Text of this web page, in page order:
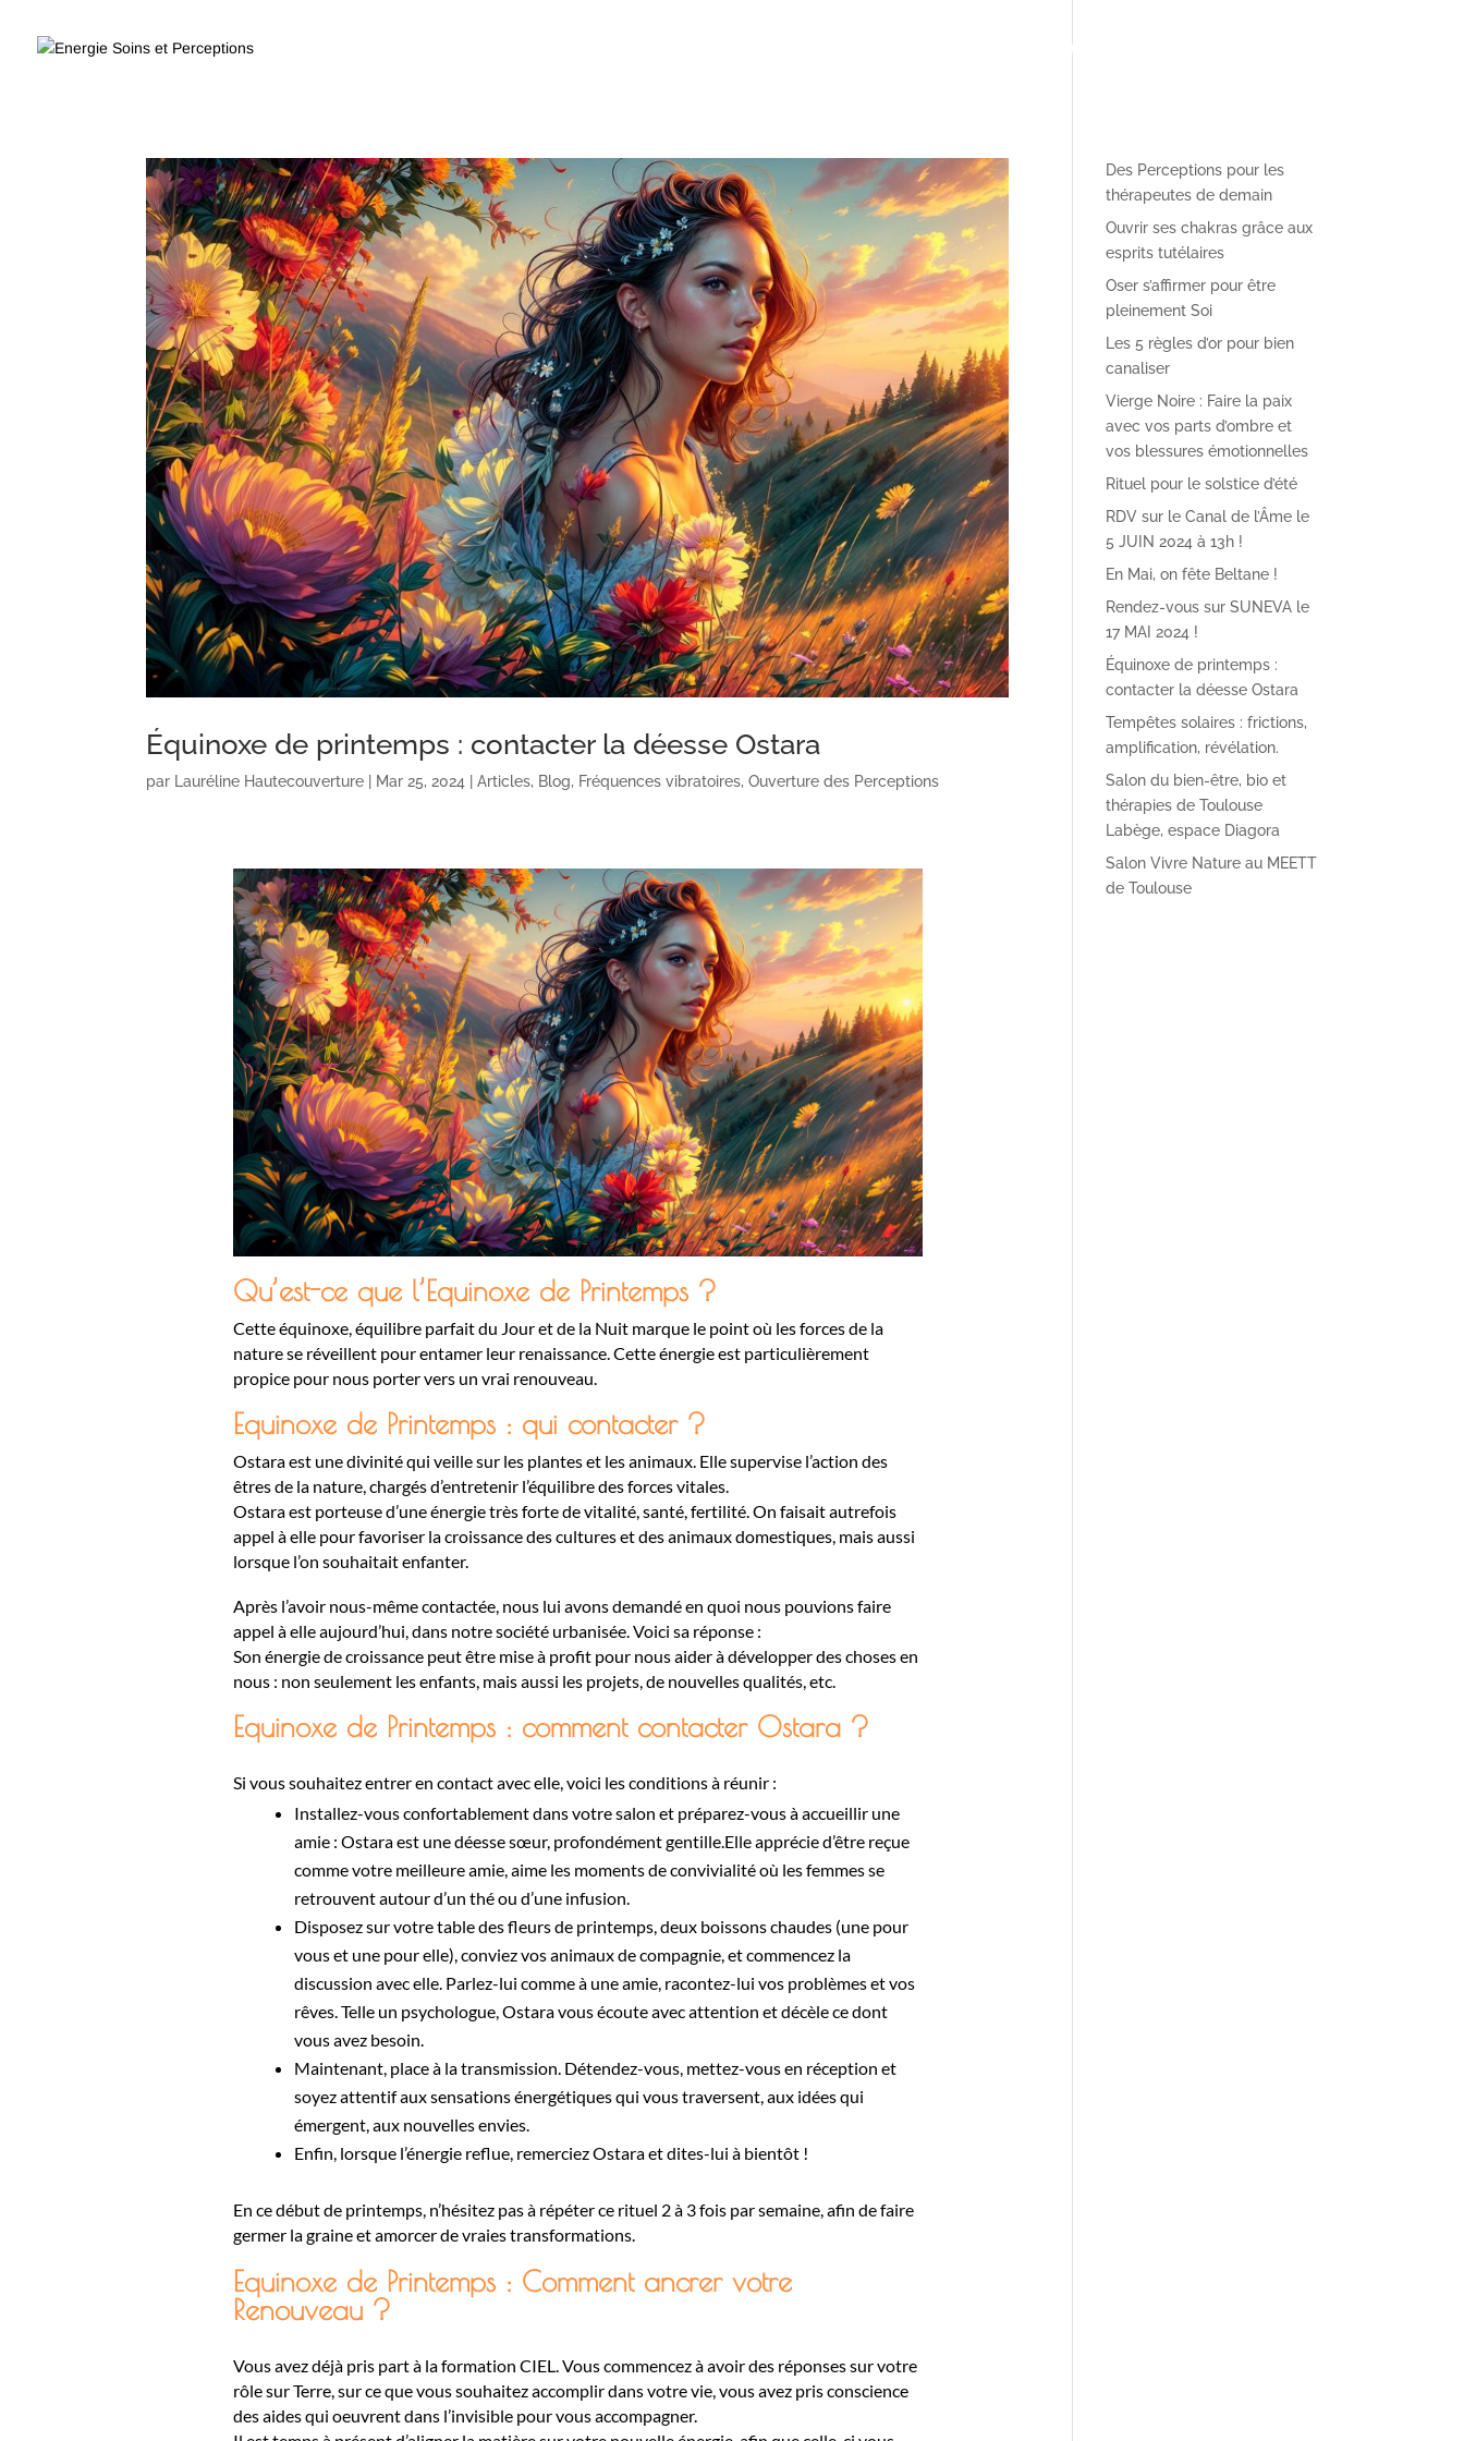
✴︎ L’équipe pédagogique
Équinoxe de printemps : contacter la déesse Ostara
par Lauréline Hautecouverture Mar 25, 2024 |Articles, Blog, Fréquences vibratoires,Ouverture des Perceptions
Qu’est-ce que l’Equinoxe de Printemps ?
Cette équinoxe, équilibre parfait du Jour et de la Nuit marque le point où les forces de la
nature se réveillent pour entamer leur renaissance. Cette énergie est particulièrement
propice pour nous porter vers un vrai renouveau.
Equinoxe de Printemps : qui contacter ?
Ostara est une divinité qui veille sur les plantes et les animaux. Elle supervise l’action des
êtres de la nature, chargés d’entretenir l’équilibre des forces vitales.
Ostara est porteuse d’une énergie très forte de vitalité, santé, fertilité. On faisait autrefois
appel à elle pour favoriser la croissance des cultures et des animaux domestiques, mais aussi
lorsque l’on souhaitait enfanter.
Après l’avoir nous-même contactée, nous lui avons demandé en quoi nous pouvions faire
appel à elle aujourd’hui, dans notre société urbanisée. Voici sa réponse :
Son énergie de croissance peut être mise à profit pour nous aider à développer des choses en
nous : non seulement les enfants, mais aussi les projets, de nouvelles qualités, etc.
Equinoxe de Printemps : comment contacter Ostara ?
Si vous souhaitez entrer en contact avec elle, voici les conditions à réunir :
Installez-vous confortablement dans votre salon et préparez-vous à accueillir une
amie : Ostara est une déesse sœur, profondément gentille.Elle apprécie d’être reçue
comme votre meilleure amie, aime les moments de convivialité où les femmes se
retrouvent autour d’un thé ou d’une infusion.
Disposez sur votre table des fleurs de printemps, deux boissons chaudes (une pour
vous et une pour elle), conviez vos animaux de compagnie, et commencez la
discussion avec elle. Parlez-lui comme à une amie, racontez-lui vos problèmes et vos
rêves. Telle un psychologue, Ostara vous écoute avec attention et décèle ce dont
vous avez besoin.
Maintenant, place à la transmission. Détendez-vous, mettez-vous en réception et
soyez attentif aux sensations énergétiques qui vous traversent, aux idées qui
émergent, aux nouvelles envies.
Enfin, lorsque l’énergie reflue, remerciez Ostara et dites-lui à bientôt !
En ce début de printemps, n’hésitez pas à répéter ce rituel 2 à 3 fois par semaine, afin de faire
germer la graine et amorcer de vraies transformations.
Equinoxe de Printemps : Comment ancrer votre
Renouveau ?
Vous avez déjà pris part à la formation CIEL. Vous commencez à avoir des réponses sur votre
rôle sur Terre, sur ce que vous souhaitez accomplir dans votre vie, vous avez pris conscience
des aides qui oeuvrent dans l’invisible pour vous accompagner.
Des Perceptions pour les
thérapeutes de demain
Ouvrir ses chakras grâce aux
esprits tutélaires
Oser s’affirmer pour être
pleinement Soi
Les 5 règles d’or pour bien
canaliser
Vierge Noire : Faire la paix
avec vos parts d’ombre et
vos blessures émotionnelles
Rituel pour le solstice d’été
RDV sur le Canal de l’Âme le
5 JUIN 2024 à 13h !
En Mai, on fête Beltane !
Rendez-vous sur SUNEVA le
17 MAI 2024 !
Équinoxe de printemps :
contacter la déesse Ostara
Tempêtes solaires : frictions,
amplification, révélation.
Salon du bien-être, bio et
thérapies de Toulouse
Labège, espace Diagora
Salon Vivre Nature au MEETT
de Toulouse